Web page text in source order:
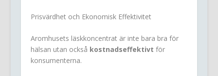
Prisvärdhet och Ekonomisk Effektivitet
Aromhusets läskkoncentrat är inte bara bra för
hälsan utan också kostnadseffektivt för
konsumenterna.